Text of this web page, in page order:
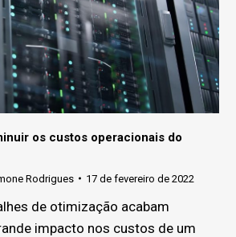
os custos operacionais do
Rodrigues 17 de fevereiro de 2022
de otimização acabam
impacto nos custos de um